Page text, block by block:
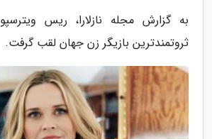
به گزارش مجله نازلارا، ریس
ثروتمندترین بازیگر زن جهان لقب گرفت.